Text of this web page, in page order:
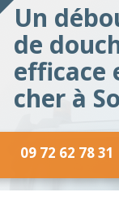
Un
de
efficace
cher à
09 72 62 78 31